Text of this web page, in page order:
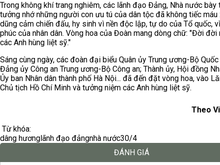
Trong không khí trang nghiêm, các lãnh đạo Đảng, Nhà nước bày
tưởng nhớ những người con ưu tú của dân tộc đã không tiếc máu
dũng cảm chiến đấu, hy sinh vì nền độc lập, tự do của Tổ quốc,
phúc của nhân dân. Vòng hoa của Đoàn mang dòng chữ: "Đời đời
các Anh hùng liệt sỹ."
Sáng cùng ngày, các đoàn đại biểu Quân ủy Trung ương-Bộ
Đảng ủy Công an Trung ương-Bộ Công an; Thành ủy, Hội đồng
Ủy ban Nhân dân thành phố Hà Nội... đã đến đặt vòng hoa, vào
Chủ tịch Hồ Chí Minh và tưởng niệm các Anh hùng liệt sỹ.
Theo
Từ khóa:
dâng hươnglãnh đạo đảngnhà nước30/4
ĐÁNH GIÁ